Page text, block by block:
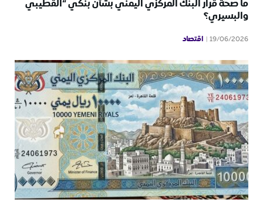
ما صحة قرار البنك المركزي اليمني بشأن بنكي “القطيبي
والبسيري؟
19/06/2026 اقتصاد